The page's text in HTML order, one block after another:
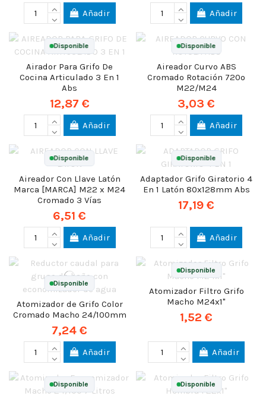
Añadir Añadir
Disponible
Airador Para Grifo De
Cocina Articulado 3 En 1
Abs
12,87 €
Añadir
Disponible
Aireador Curvo ABS
Cromado Rotación 720º
M22/M24
3,03 €
Añadir
Disponible
Aireador Con Llave Latón
Marca [MARCA] M22 x M24
Cromado 3 Vías
6,51 €
Añadir
Disponible
Adaptador Grifo Giratorio 4
En 1 Latón 80x128mm Abs
17,19 €
Añadir
Disponible
Atomizador de Grifo Color
Cromado Macho 24/100mm
7,24 €
Añadir
Disponible
Atomizador Filtro Grifo
Macho M24x1"
1,52 €
Añadir
Disponible Disponible